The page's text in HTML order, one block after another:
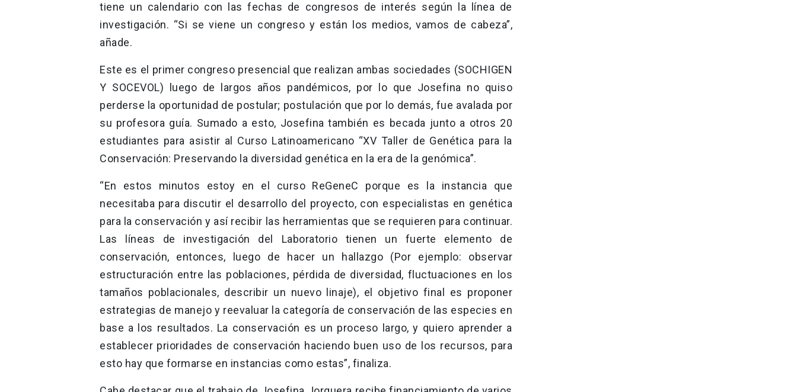
tiene un calendario con las fechas de congresos de interés según la línea de
investigación. “Si se viene un congreso y están los medios, vamos de cabeza”,
añade.
Este es el primer congreso presencial que realizan ambas sociedades (SOCHIGEN
Y SOCEVOL) luego de largos años pandémicos, por lo que Josefina no quiso
perderse la oportunidad de postular; postulación que por lo demás, fue avalada por
su profesora guía. Sumado a esto, Josefina también es becada junto a otros 20
estudiantes para asistir al Curso Latinoamericano “XV Taller de Genética para la
Conservación: Preservando la diversidad genética en la era de la genómica”.
“En estos minutos estoy en el curso ReGeneC porque es la instancia que
necesitaba para discutir el desarrollo del proyecto, con especialistas en genética
para la conservación y así recibir las herramientas que se requieren para continuar.
Las líneas de investigación del Laboratorio tienen un fuerte elemento de
conservación, entonces, luego de hacer un hallazgo (Por ejemplo: observar
estructuración entre las poblaciones, pérdida de diversidad, fluctuaciones en los
tamaños poblacionales, describir un nuevo linaje), el objetivo final es proponer
estrategias de manejo y reevaluar la categoría de conservación de las especies en
base a los resultados. La conservación es un proceso largo, y quiero aprender a
establecer prioridades de conservación haciendo buen uso de los recursos, para
esto hay que formarse en instancias como estas”, finaliza.